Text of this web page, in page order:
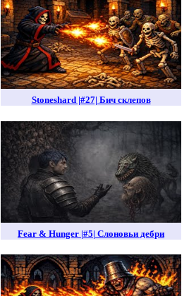
Stoneshard |#27| Бич склепов
Fear & Hunger |#5| Слоновьи дебри